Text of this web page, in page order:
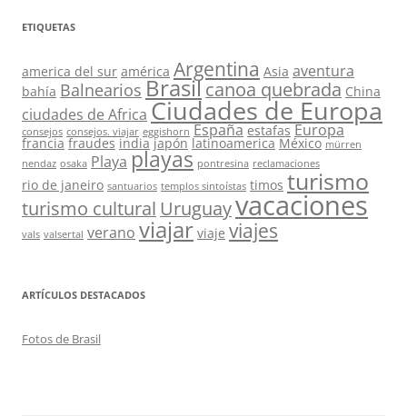
ETIQUETAS
america del sur américa Argentina Asia aventura
bahía Balnearios Brasilcanoa quebrada China
ciudades de Africa Ciudades de Europa
consejos consejos. viajar eggishorn España estafas Europa
francia fraudes india japón latinoamerica México mürren
nendaz osaka Playa playas pontresina reclamaciones
rio de janeiro santuarios templos sintoístas timos turismo
turismo cultural Uruguayvacaciones
vals valsertal verano viajar viaje viajes
ARTÍCULOS DESTACADOS
Fotos de Brasil